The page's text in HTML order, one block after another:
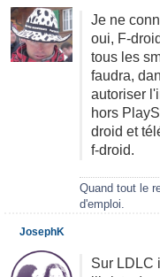
Je ne
oui, F-
tous les
faudra,
autoriser
hors
droid et
f-droid.
Quand tout le
d'emploi.
Sur LDLC
JosephK